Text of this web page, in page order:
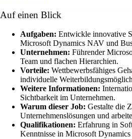
Auf einen Blick
Aufgaben: Entwickle innovative
Microsoft Dynamics NAV und
Unternehmen: Führender
Team und flachen Hierarchien.
Vorteile: Wettbewerbsfähiges
individuelle
Weitere Informationen:
Sichtbarkeit im Unternehmen.
Warum dieser Job: Gestalte die
Unternehmenslösungen und
Qualifikationen: Erfahrung in
Kenntnisse in Microsoft